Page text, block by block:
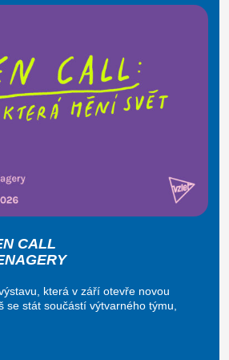
CALL
která v září otevře novou
stát součástí výtvarného týmu,